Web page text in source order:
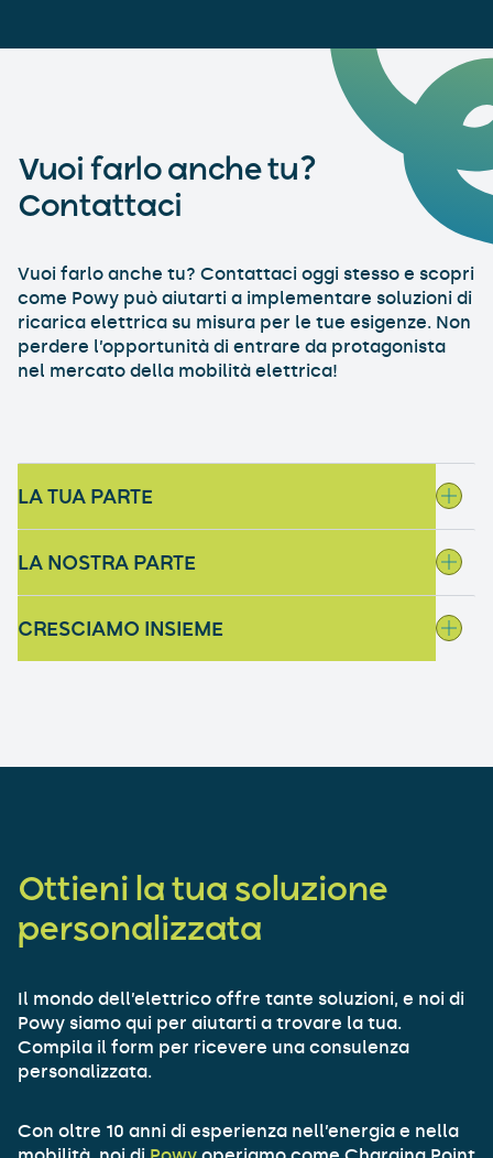
Vuoi farlo anche tu?
Contattaci
Vuoi farlo anche tu? Contattaci oggi stesso e scopri
come Powy può aiutarti a implementare soluzioni di
ricarica elettrica su misura per le tue esigenze. Non
perdere l’opportunità di entrare da protagonista
nel mercato della mobilità elettrica!
LA TUA PARTE
LA NOSTRA PARTE
CRESCIAMO INSIEME
Ottieni la tua soluzione
personalizzata
Il mondo dell’elettrico offre tante soluzioni, e noi di
Powy siamo qui per aiutarti a trovare la tua.
Compila il form per ricevere una consulenza
personalizzata.
Con oltre 10 anni di esperienza nell’energia e nella